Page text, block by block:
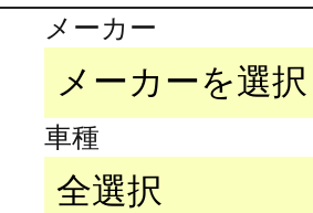
メーカー
車種